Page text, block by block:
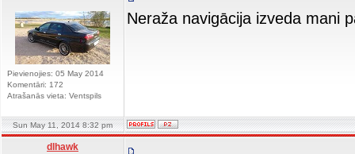
Pievienojies: 05 May 2014
Komentāri: 172
Atrašanās vieta: Ventspils
Neraža navigācija izveda mani
Sun May 11, 2014 8:32 pm
dlhawk